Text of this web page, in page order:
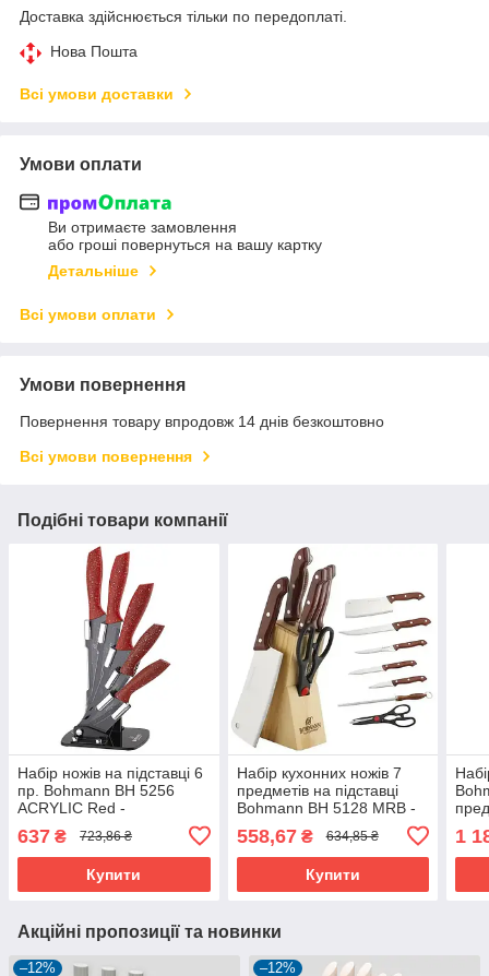
Доставка здійснюється тільки по передоплаті.
Нова Пошта
Всі умови доставки
Умови оплати
Ви отримаєте замовлення
або гроші повернуться на вашу картку
Детальніше
Всі умови оплати
Умови повернення
Повернення товару впродовж 14 днів безкоштовно
Всі умови повернення
Подібні товари компанії
Набір ножів на підставці 6
пр. Bohmann BH 5256
ACRYLIC Red -
637 ₴ 723,86 ₴
Купити
Набір кухонних ножів 7
предметів на підставці
Bohmann BH 5128 MRB -
558,67₴ 634,85 ₴
Купити
1
Акційні пропозиції та новинки
–12% –12%